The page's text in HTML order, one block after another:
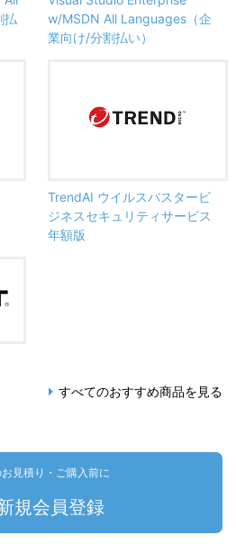
払
w/MSDN All Languages（企
業向け/分割払い）
TrendAI ウイルスバスタービ
ジネスセキュリティサービス
年額版
すべてのおすすめ商品を見る
見積り・ご購入前に
規会員登録